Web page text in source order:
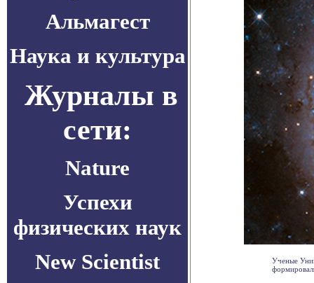
Альмагест
Наука и культура
Журналы в
сети:
Nature
Успехи
физических наук
New Scientist
Ученые